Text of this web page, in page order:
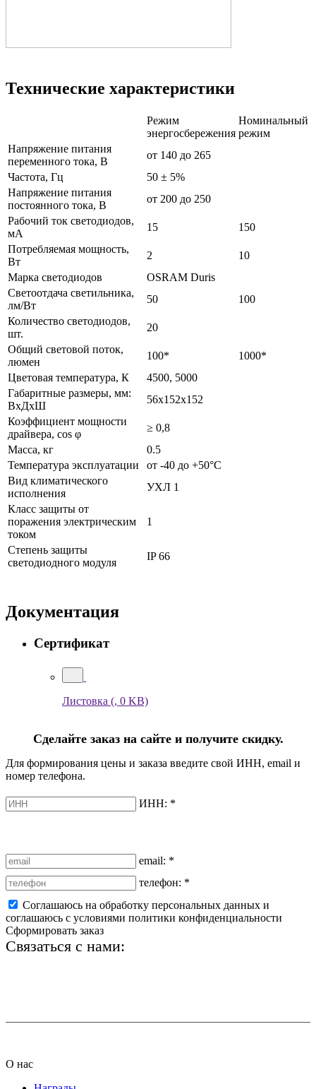
Технические характеристики
Режим
энергосбережения
Номинальный
режим
Напряжение питания
переменного тока, В
от 140 до 265
Частота, Гц
50 ± 5%
Напряжение питания
постоянного тока, В
от 200 до 250
Рабочий ток светодиодов,
мА
15
150
Потребляемая мощность,
Вт
2
10
Марка светодиодов
OSRAM Duris
Светоотдача светильника,
лм/Вт
50
100
Количество светодиодов,
шт.
20
Общий световой поток,
люмен
100*
1000*
Цветовая температура, К
4500, 5000
Габаритные размеры, мм:
ВхДхШ
56x152x152
Коэффициент мощности
драйвера, сos φ
≥ 0,8
Масса, кг
0.5
Температура эксплуатации
от -40 до +50°С
Вид климатического
исполнения
УХЛ 1
Класс защиты от
поражения электрическим
током
1
Степень защиты
светодиодного модуля
IP 66
Документация
Сертификат
Листовка (, 0 KB)
Сделайте заказ на сайте и получите скидку.
Для формирования цены и заказа введите свой ИНН, email и
номер телефона.
ИНН: *
email: *
телефон: *
Соглашаюсь на обработку персональных данных и
соглашаюсь с условиями политики конфиденциальности
Сформировать заказ
Связаться с нами:
О нас